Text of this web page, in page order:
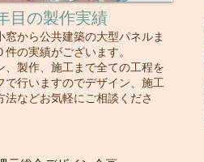
目の製作実績
窓から公共建築の大型パネルま
件の実績がございます。
、製作、施工まで全ての工程を
で行いますのでデザイン、施工
法などお気軽にご相談くださ